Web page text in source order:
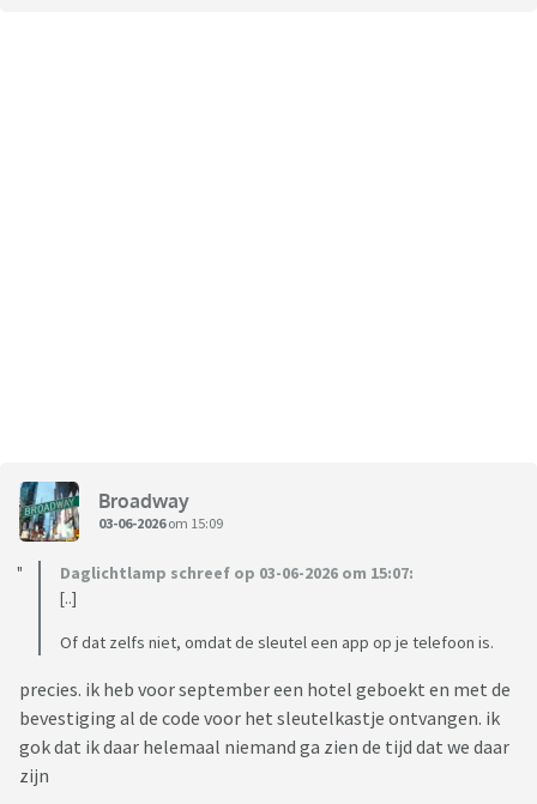
Broadway
03-06-2026om 15:09
Daglichtlamp schreef op 03-06-2026 om 15:07:
[..]
Of dat zelfs niet, omdat de sleutel een app op je telefoon is.
precies. ik heb voor september een hotel geboekt en met de
bevestiging al de code voor het sleutelkastje ontvangen. ik
gok dat ik daar helemaal niemand ga zien de tijd dat we daar
zijn